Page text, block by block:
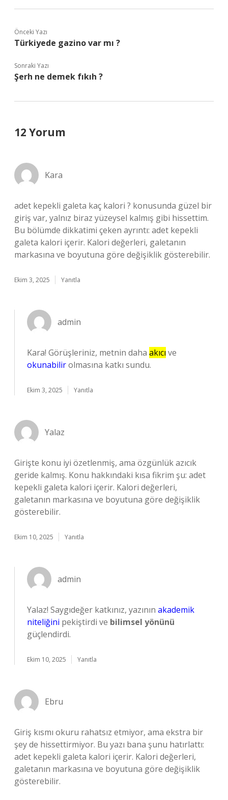
Önceki Yazı
Türkiyede gazino var mı ?
Sonraki Yazı
Şerh ne demek fıkıh ?
12 Yorum
Kara
adet kepekli galeta kaç kalori ? konusunda güzel bir
giriş var, yalnız biraz yüzeysel kalmış gibi hissettim.
Bu bölümde dikkatimi çeken ayrıntı: adet kepekli
galeta kalori içerir. Kalori değerleri, galetanın
markasına ve boyutuna göre değişiklik gösterebilir.
Ekim 3, 2025 Yanıtla
admin
Kara! Görüşleriniz, metnin daha akıcı ve
okunabilirolmasına katkı sundu.
Ekim 3, 2025 Yanıtla
Yalaz
Girişte konu iyi özetlenmiş, ama özgünlük azıcık
geride kalmış. Konu hakkındaki kısa fikrim şu: adet
kepekli galeta kalori içerir. Kalori değerleri,
galetanın markasına ve boyutuna göre değişiklik
gösterebilir.
Ekim 10, 2025 Yanıtla
admin
Yalaz! Saygıdeğer katkınız, yazının akademik
niteliğini pekiştirdi ve bilimsel yönünü
güçlendirdi.
Ekim 10, 2025 Yanıtla
Ebru
Giriş kısmı okuru rahatsız etmiyor, ama ekstra bir
şey de hissettirmiyor. Bu yazı bana şunu hatırlattı:
adet kepekli galeta kalori içerir. Kalori değerleri,
galetanın markasına ve boyutuna göre değişiklik
gösterebilir.